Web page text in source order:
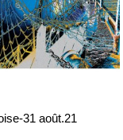
31 août.21